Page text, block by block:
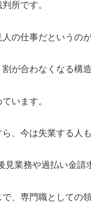
所です。
の仕事だというの
が合わなくなる構
います。
、今は失業する人も
業務や過払い金請
、専門職としての